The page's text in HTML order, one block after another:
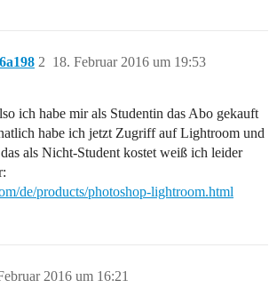
18. Februar 2016 um 19:53
2
ich habe mir als Studentin das Abo gekauft
habe ich jetzt Zugriff auf Lightroom und
als Nicht-Student kostet weiß ich leider
de/products/photoshop-lightroom.html
2016 um 16:21